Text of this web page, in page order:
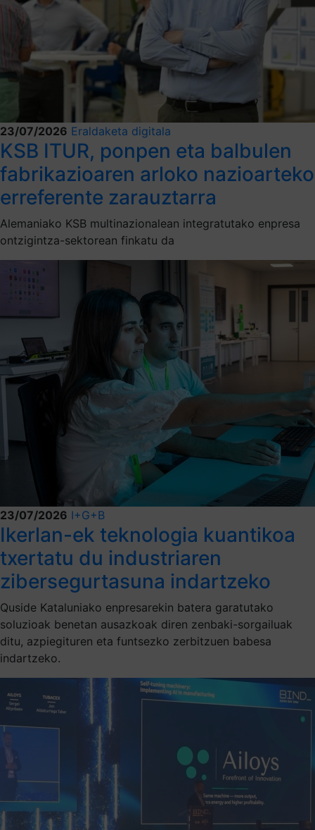
23/07/2026 Eraldaketa digitala
KSB ITUR, ponpen eta balbulen
fabrikazioaren arloko nazioarteko
erreferente zarauztarra
Alemaniako KSB multinazionalean integratutako enpresa
ontzigintza-sektorean finkatu da
23/07/2026 I+G+B
Ikerlan-ek teknologia kuantikoa
txertatu du industriaren
zibersegurtasuna indartzeko
Quside Kataluniako enpresarekin batera garatutako
soluzioak benetan ausazkoak diren zenbaki-sorgailuak
ditu, azpiegituren eta funtsezko zerbitzuen babesa
indartzeko.